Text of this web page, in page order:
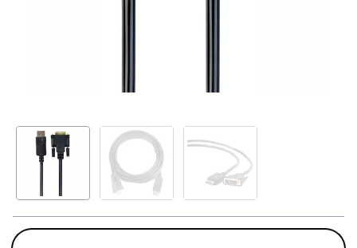
Lādētāji un adapteri
Dokstacijas
Portatīvie dzesētāji